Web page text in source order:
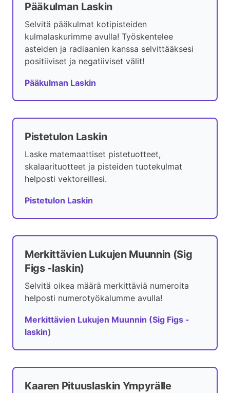
Pääkulman Laskin
Selvitä pääkulmat kotipisteiden
kulmalaskurimme avulla! Työskentelee
asteiden ja radiaanien kanssa selvittääksesi
positiiviset ja negatiiviset välit!
Pääkulman Laskin
Pistetulon Laskin
Laske matemaattiset pistetuotteet,
skalaarituotteet ja pisteiden tuotekulmat
helposti vektoreillesi.
Pistetulon Laskin
Merkittävien Lukujen Muunnin (Sig
Figs -laskin)
Selvitä oikea määrä merkittäviä numeroita
helposti numerotyökalumme avulla!
Merkittävien Lukujen Muunnin (Sig Figs -
laskin)
Kaaren Pituuslaskin Ympyrälle